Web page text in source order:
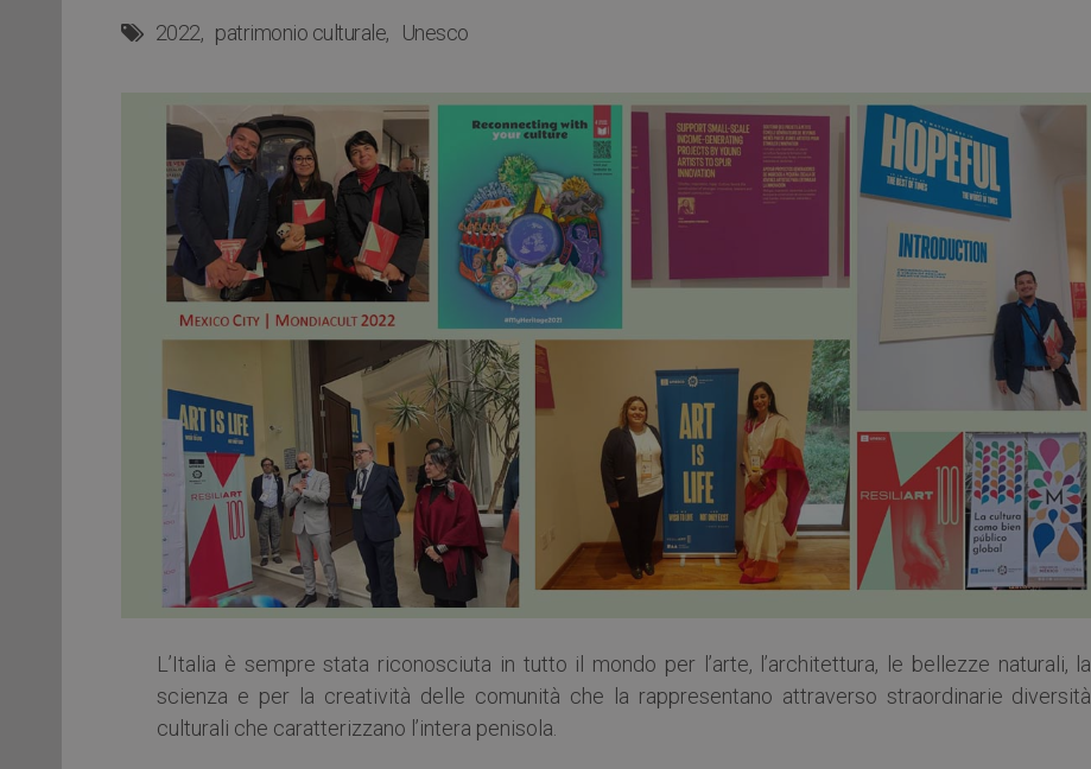
2022 patrimonio culturale Unesco
L’Italia è sempre stata riconosciuta in tutto il mondo per l’arte, l’architettura, le bellezze naturali, la
scienza e per la creatività delle comunità che la rappresentano attraverso straordinarie diversità
culturali che caratterizzano l’intera penisola.